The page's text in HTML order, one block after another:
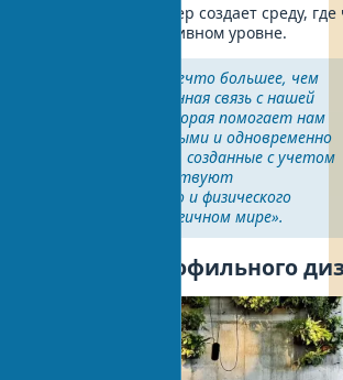
элементов в интерьер создает среду, где
комфортно на интуитивном уровне.
дизайн — это нечто большее, чем
эстетика. Это глубинная связь с нашей
историей, которая помогает нам
себя защищенными и одновременно
Интерьеры, созданные с учетом
биофилии, способствуют
психического и физического
в нашем технологичном мире».
принципы биофильного